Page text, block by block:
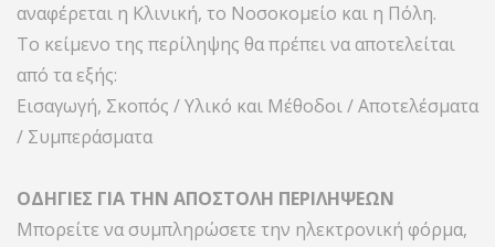
αναφέρεται η Κλινική, το Νοσοκομείο και η Πόλη.
Το κείμενο της περίληψης θα πρέπει να αποτελείται
από τα εξής:
Εισαγωγή, Σκοπός / Υλικό και Μέθοδοι / Αποτελέσματα
/ Συμπεράσματα
ΟΔΗΓΙΕΣ ΓΙΑ ΤΗΝ ΑΠΟΣΤΟΛΗ ΠΕΡΙΛΗΨΕΩΝ
Μπορείτε να συμπληρώσετε την ηλεκτρονική φόρμα,